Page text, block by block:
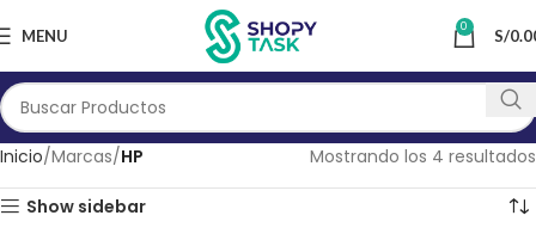
MENU 0 S/
Inicio Marcas HP Mostrando los 4 resultados
Show sidebar